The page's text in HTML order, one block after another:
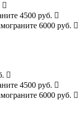
4500 руб.
6000 руб.
4500 руб.
6000 руб.